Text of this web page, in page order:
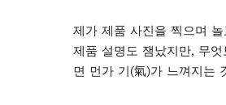
제가 제품 사진을 찍으며
제품 설명도 잼났지만, 무
면 먼가 기(氣)가 느껴지는